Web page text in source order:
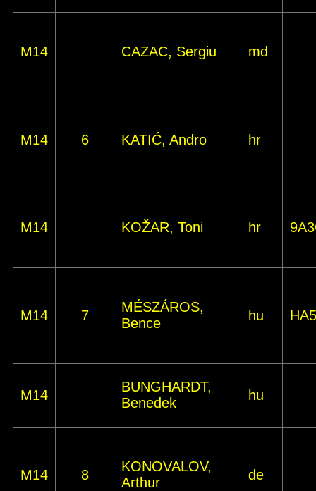
M14 CAZAC, Sergiu md
M14 6 KATIĆ, Andro hr
M14 KOŽAR, Toni hr
M14 7
MÉSZÁROS,
Bence
hu
M14
BUNGHARDT,
Benedek
hu
M14 8
KONOVALOV,
Arthur
de